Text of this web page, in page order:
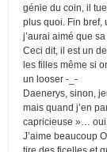
génie du coin, il
plus quoi. Fin bref,
j’aurai aimé que
Ceci dit, il est un
les filles même si
un looser -_-
Daenerys, sinon,
mais quand j’en
capricieuse »…
J’aime beaucoup